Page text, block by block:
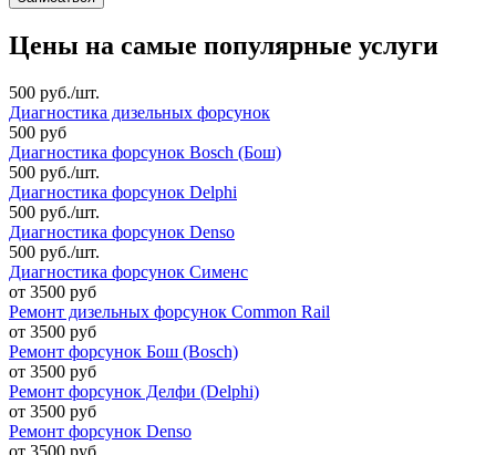
Цены на самые популярные услуги
500 руб./шт.
Диагностика дизельных форсунок
500 руб
Диагностика форсунок Bosch (Бош)
500 руб./шт.
Диагностика форсунок Delphi
500 руб./шт.
Диагностика форсунок Denso
500 руб./шт.
Диагностика форсунок Сименс
от 3500 руб
Ремонт дизельных форсунок Common Rail
от 3500 руб
Ремонт форсунок Бош (Bosch)
от 3500 руб
Ремонт форсунок Делфи (Delphi)
от 3500 руб
Ремонт форсунок Denso
от 3500 руб